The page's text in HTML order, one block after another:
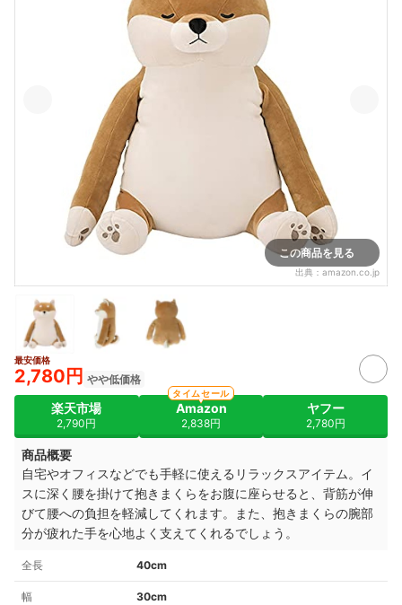
この商品を見る
出典： amazon.co.jp
最安価格
2,780円 やや低価格
楽天市場
2,790円
Amazon
2,838円
タイムセール
ヤフー
2,780円
商品概要
自宅やオフィスなどでも手軽に使えるリラックスアイテム。イ
スに深く腰を掛けて抱きまくらをお腹に座らせると、背筋が伸
びて腰への負担を軽減してくれます。また、抱きまくらの腕部
分が疲れた手を心地よく支えてくれるでしょう。
全長 40cm
幅 30cm